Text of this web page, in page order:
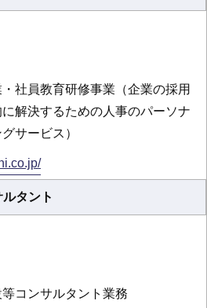
社員教育研修事業（企業の採用
解決するための人事のパーソナ
サービス）
タント
コンサルタント業務